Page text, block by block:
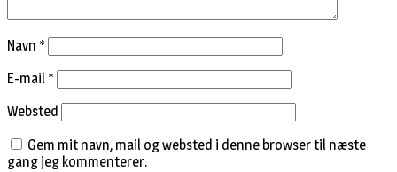
Navn *
E-mail *
Websted
Gem mit navn, mail og websted i denne browser til næste
gang jeg kommenterer.